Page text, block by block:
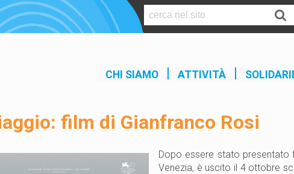
S
k
i
n
e
CHI SIAMO ATTIVITÀ
film di Gianfranco Rosi
Dopo essere stato
Venezia, è uscito il 4 ottobre